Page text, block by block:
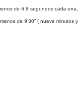
de 6,8 segundos cada una,
de 9’30” ( nueve minutos